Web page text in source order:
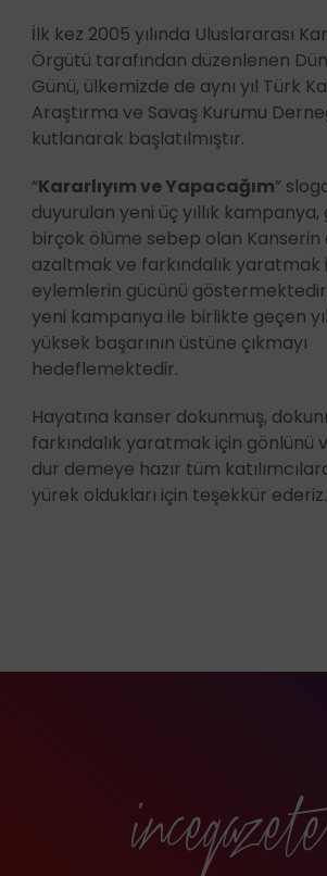
İlk kez 2005 yılında Uluslararası
Örgütü tarafından düzenlenen
Günü, ülkemizde de aynı yıl Türk
Araştırma ve Savaş Kurumu
kutlanarak başlatılmıştır.
“Kararlıyım ve Yapacağım”
duyurulan yeni üç yıllık
birçok ölüme sebep olan Kanserin
azaltmak ve farkındalık yaratmak
eylemlerin gücünü
yeni kampanya ile birlikte geçen
yüksek başarının üstüne çıkmayı
hedeflemektedir.
Hayatına kanser dokunmuş,
farkındalık yaratmak için gönlünü
dur demeye hazır tüm
yürek oldukları için teşekkür ederiz.